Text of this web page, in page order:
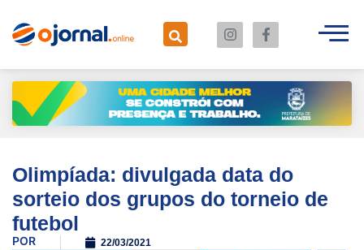
Olimpíada: divulgada data do
sorteio dos grupos do torneio de
futebol
POR 22/03/2021